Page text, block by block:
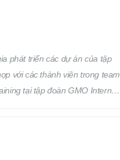
phát triển các dự án của tập
với các thành viên trong team
tại tập đoàn GMO Internet